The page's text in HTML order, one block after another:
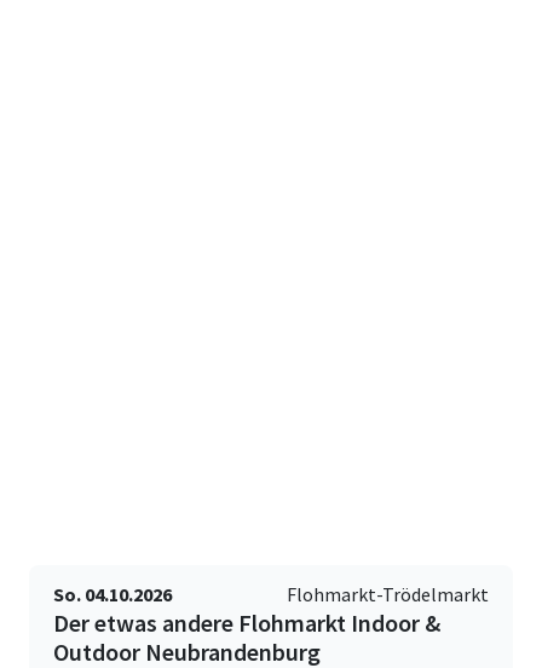
So. 04.10.2026 Flohmarkt-Trödelmarkt
Der etwas andere Flohmarkt Indoor &
Outdoor Neubrandenburg